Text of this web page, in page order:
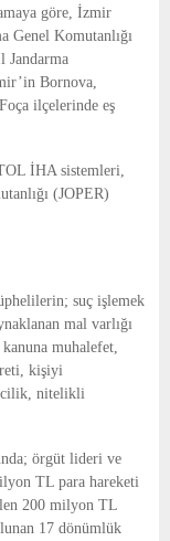
göre, İzmir
Genel Komutanlığı
Jandarma
Bornova,
ilçelerinde eş
İHA sistemleri,
(JOPER)
suç işlemek
mal varlığı
muhalefet,
kişiyi
nitelikli
örgüt lideri ve
TL para hareketi
200 milyon TL
17 dönümlük